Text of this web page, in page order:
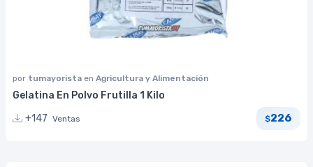
por tumayorista en Agricultura y Alimentación
Gelatina En Polvo Frutilla 1 Kilo
+147 Ventas $226